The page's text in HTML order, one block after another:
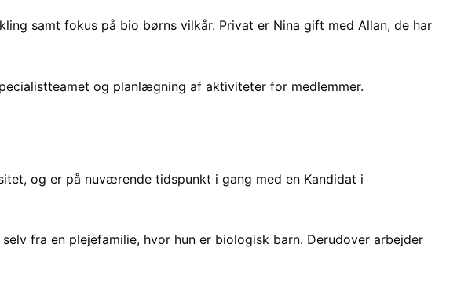
samt fokus på bio børns vilkår. Privat er Nina gift med Allan, de har
og planlægning af aktiviteter for medlemmer.
og er på nuværende tidspunkt i gang med en Kandidat i
fra en plejefamilie, hvor hun er biologisk barn. Derudover arbejder